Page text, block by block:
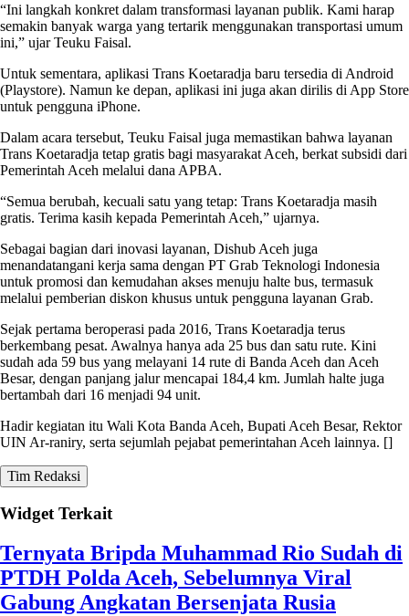
“Ini langkah konkret dalam transformasi layanan publik. Kami harap
semakin banyak warga yang tertarik menggunakan transportasi umum
ini,” ujar Teuku Faisal.
Untuk sementara, aplikasi Trans Koetaradja baru tersedia di Android
(Playstore). Namun ke depan, aplikasi ini juga akan dirilis di App Store
untuk pengguna iPhone.
Dalam acara tersebut, Teuku Faisal juga memastikan bahwa layanan
Trans Koetaradja tetap gratis bagi masyarakat Aceh, berkat subsidi dari
Pemerintah Aceh melalui dana APBA.
“Semua berubah, kecuali satu yang tetap: Trans Koetaradja masih
gratis. Terima kasih kepada Pemerintah Aceh,” ujarnya.
Sebagai bagian dari inovasi layanan, Dishub Aceh juga
menandatangani kerja sama dengan PT Grab Teknologi Indonesia
untuk promosi dan kemudahan akses menuju halte bus, termasuk
melalui pemberian diskon khusus untuk pengguna layanan Grab.
Sejak pertama beroperasi pada 2016, Trans Koetaradja terus
berkembang pesat. Awalnya hanya ada 25 bus dan satu rute. Kini
sudah ada 59 bus yang melayani 14 rute di Banda Aceh dan Aceh
Besar, dengan panjang jalur mencapai 184,4 km. Jumlah halte juga
bertambah dari 16 menjadi 94 unit.
Hadir kegiatan itu Wali Kota Banda Aceh, Bupati Aceh Besar, Rektor
UIN Ar-raniry, serta sejumlah pejabat pemerintahan Aceh lainnya. []
Tim Redaksi
Widget Terkait
Ternyata Bripda Muhammad Rio Sudah di
PTDH Polda Aceh, Sebelumnya Viral
Gabung Angkatan Bersenjata Rusia